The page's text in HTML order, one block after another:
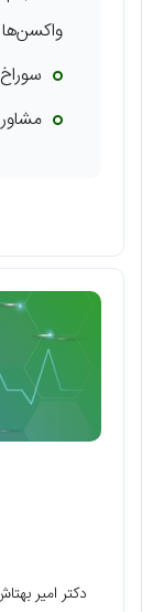
واکسن‌ها